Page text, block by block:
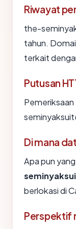
Riwayat
the-
tahun.
terkait
Putusan
Di mana
Apa pun
berlokasi di
Perspektif